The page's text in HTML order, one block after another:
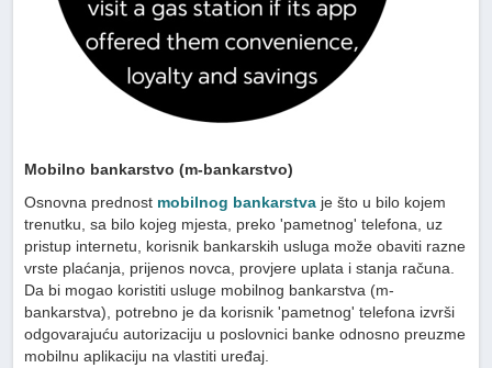
Mobilno bankarstvo (m-bankarstvo)
Osnovna prednost mobilnog bankarstva je što u bilo kojem
trenutku, sa bilo kojeg mjesta, preko 'pametnog' telefona, uz
pristup internetu, korisnik bankarskih usluga može obaviti razne
vrste plaćanja, prijenos novca, provjere uplata i stanja računa.
Da bi mogao koristiti usluge mobilnog bankarstva (m-
bankarstva), potrebno je da korisnik 'pametnog' telefona izvrši
odgovarajuću autorizaciju u poslovnici banke odnosno preuzme
mobilnu aplikaciju na vlastiti uređaj.